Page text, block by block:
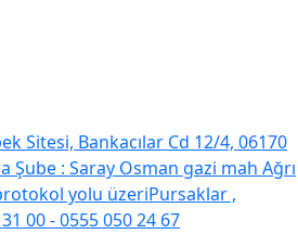
Sitesi, Bankacılar Cd 12/4, 06170
Şube : Saray Osman gazi mah Ağrı
yolu üzeriPursaklar ,
00 - 0555 050 24 67